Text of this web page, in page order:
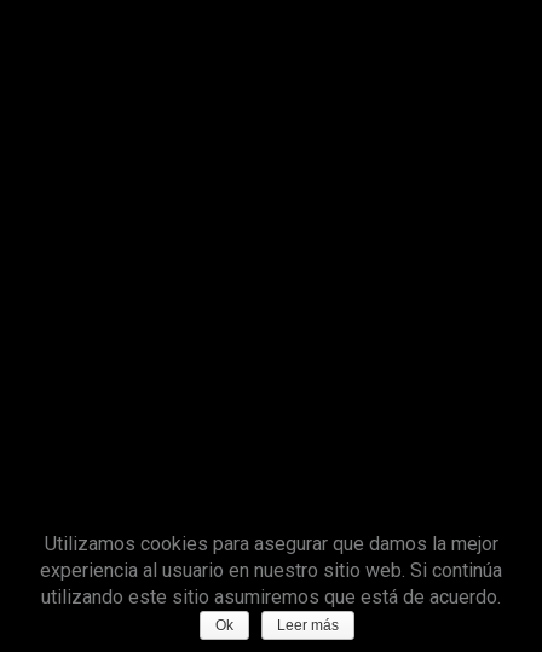
Utilizamos cookies para asegurar que damos la mejor
experiencia al usuario en nuestro sitio web. Si continúa
utilizando este sitio asumiremos que está de acuerdo.
Ok Leer más